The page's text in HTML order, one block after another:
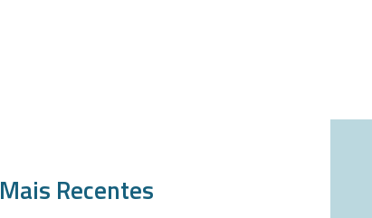
Mais Recentes